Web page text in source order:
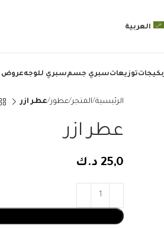
العربية
بكيجاتتوزيعاتسبري جسمسبري للوجهعروض
الرئيسية المتجر عطور عطر ازر
عطر ازر
25,0 د.ك